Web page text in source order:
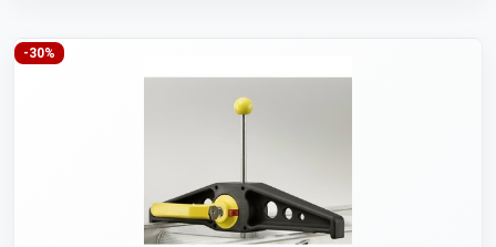
-30%